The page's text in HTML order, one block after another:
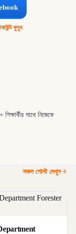
খুলুন
সাথে নিজেকে
সকল পোস্ট দেখুন
Department